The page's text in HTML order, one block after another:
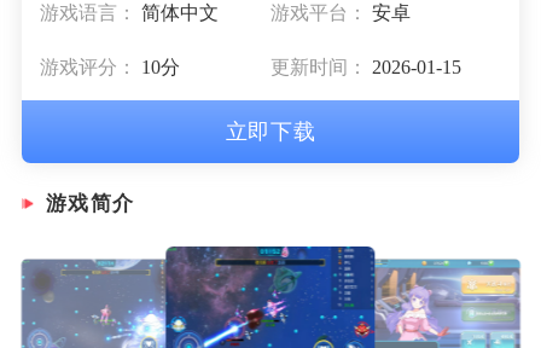
游戏语言： 简体中文 游戏平台： 安卓
游戏评分： 10分 更新时间： 2026-01-15
立即下载
游戏简介